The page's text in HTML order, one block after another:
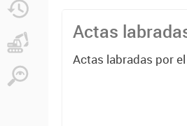
Actas
Actas labradas por